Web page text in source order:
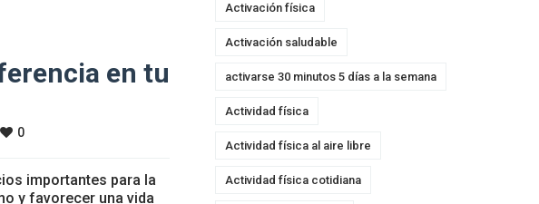
en tu
0
importantes para la
y favorecer una vida
Activación física
Activación saludable
activarse 30 minutos 5 días a la semana
Actividad física
Actividad física al aire libre
Actividad física cotidiana